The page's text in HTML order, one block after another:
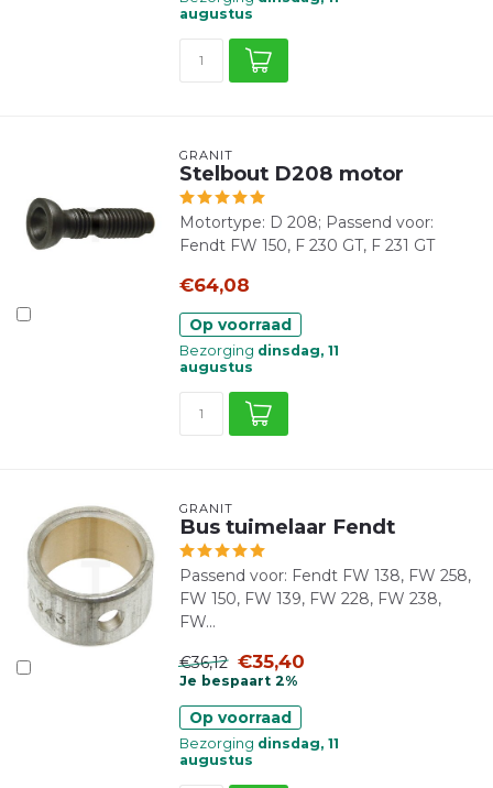
augustus
GRANIT
Stelbout D208 motor
Motortype: D 208; Passend voor:
Fendt FW 150, F 230 GT, F 231 GT
€64,08
Op voorraad
Bezorging dinsdag, 11
augustus
GRANIT
Bus tuimelaar Fendt
Passend voor: Fendt FW 138, FW 258,
FW 150, FW 139, FW 228, FW 238,
FW...
€36,12 €35,40
Je bespaart 2%
Op voorraad
Bezorging dinsdag, 11
augustus